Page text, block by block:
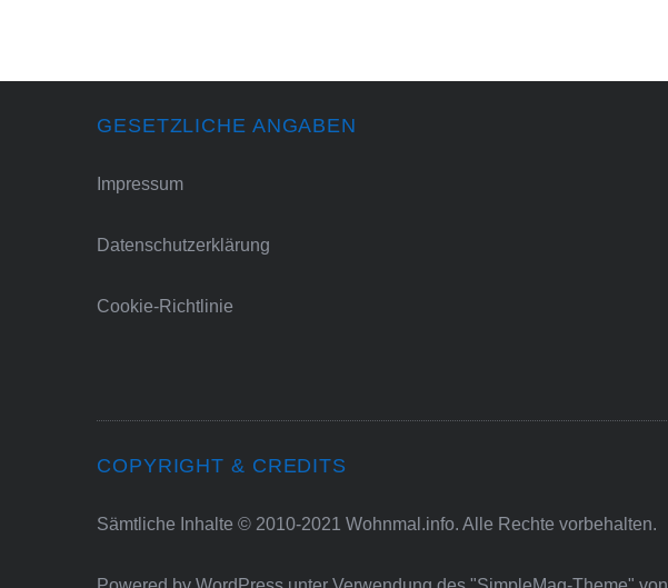
GESETZLICHE ANGABEN
Impressum
Datenschutzerklärung
Cookie-Richtlinie
COPYRIGHT & CREDITS
Sämtliche Inhalte © 2010-2021 Wohnmal.info. Alle Rechte vorbehalten.